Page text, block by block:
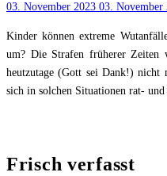
03. November 2023 03. November
Kinder können extreme
um? Die Strafen früherer Zeiten
heutzutage (Gott sei Dank!) nicht
sich in solchen Situationen rat-
Frisch verfasst